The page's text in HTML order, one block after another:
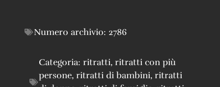
Numero archivio: 2786
Categoria: ritratti, ritratti con più
persone, ritratti di bambini, ritratti